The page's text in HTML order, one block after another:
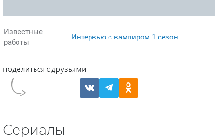
Известные
работы
Интервью с вампиром 1 сезон
Сериалы